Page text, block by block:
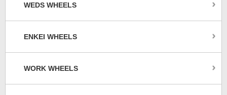
WEDS WHEELS
ENKEI WHEELS
WORK WHEELS